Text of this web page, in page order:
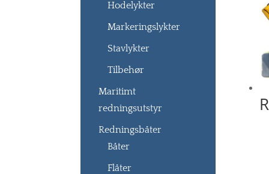
Hodelykter
Markeringslykter
Stavlykter
Tilbehør
Maritimt
redningsutstyr
Redningsbåter
Båter
Flåter